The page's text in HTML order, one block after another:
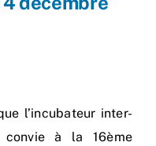
l’incubateur inter-
convie à la 16ème